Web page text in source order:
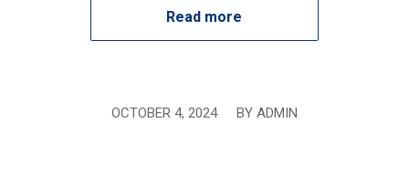
Read more
OCTOBER 4, 2024
/ BY ADMIN